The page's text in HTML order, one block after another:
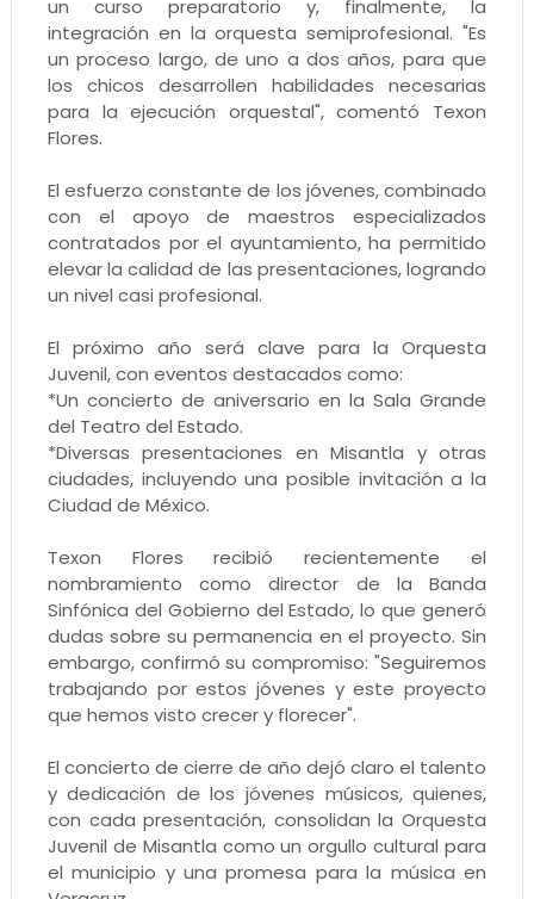
un curso preparatorio y, finalmente, la
integración en la orquesta semiprofesional. "Es
un proceso largo, de uno a dos años, para que
los chicos desarrollen habilidades necesarias
para la ejecución orquestal", comentó Texon
Flores.
El esfuerzo constante de los jóvenes, combinado
con el apoyo de maestros especializados
contratados por el ayuntamiento, ha permitido
elevar la calidad de las presentaciones, logrando
un nivel casi profesional.
El próximo año será clave para la Orquesta
Juvenil, con eventos destacados como:
*Un concierto de aniversario en la Sala Grande
del Teatro del Estado.
*Diversas presentaciones en Misantla y otras
ciudades, incluyendo una posible invitación a la
Ciudad de México.
Texon Flores recibió recientemente el
nombramiento como director de la Banda
Sinfónica del Gobierno del Estado, lo que generó
dudas sobre su permanencia en el proyecto. Sin
embargo, confirmó su compromiso: "Seguiremos
trabajando por estos jóvenes y este proyecto
que hemos visto crecer y florecer".
El concierto de cierre de año dejó claro el talento
y dedicación de los jóvenes músicos, quienes,
con cada presentación, consolidan la Orquesta
Juvenil de Misantla como un orgullo cultural para
el municipio y una promesa para la música en